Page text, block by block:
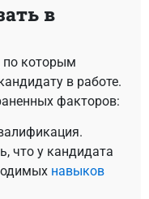
в
по которым
в работе.
факторов:
что у кандидата
навыков